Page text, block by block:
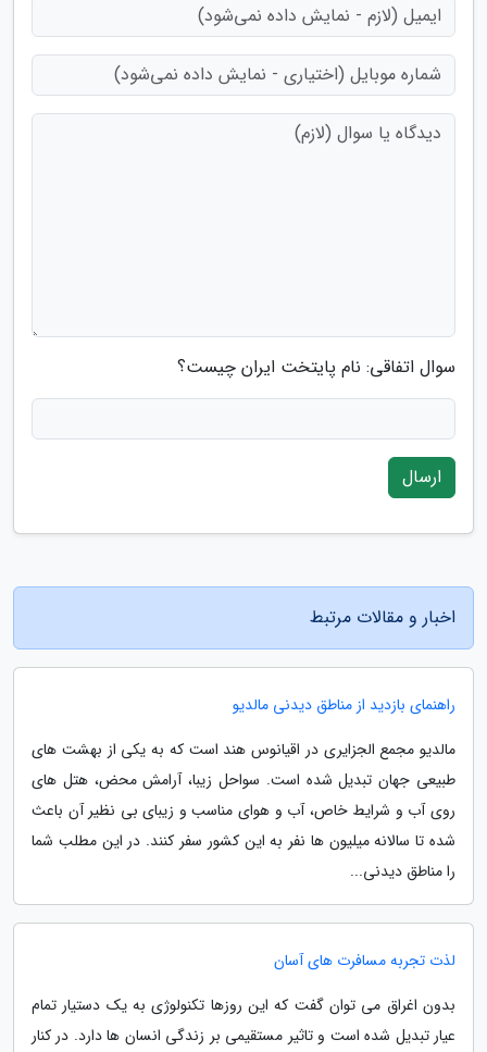
سوال اتفاقی: نام پایتخت ایران چیست؟
ارسال
اخبار و مقالات مرتبط
راهنمای بازدید از مناطق دیدنی مالدیو
مالدیو مجمع الجزایری در اقیانوس هند است که به یکی از بهشت های
طبیعی جهان تبدیل شده است. سواحل زیبا، آرامش محض، هتل های
روی آب و شرایط خاص، آب و هوای مناسب و زیبای بی نظیر آن باعث
شده تا سالانه میلیون ها نفر به این کشور سفر کنند. در این مطلب شما
را مناطق دیدنی...
لذت تجربه مسافرت های آسان
بدون اغراق می توان گفت که این روزها تکنولوژی به یک دستیار تمام
عیار تبدیل شده است و تاثیر مستقیمی بر زندگی انسان ها دارد. در کنار